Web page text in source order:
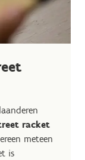
racket
meteen
is